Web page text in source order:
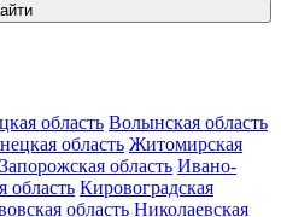
область Волынская область
область Житомирская
Запорожская область Ивано-
область Кировоградская
область Николаевская